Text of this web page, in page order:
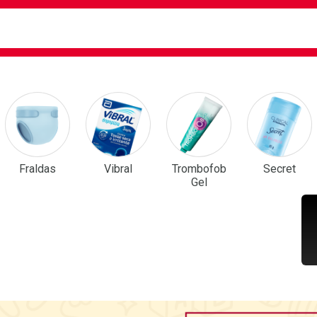
Destaque
Fraldas Vibral
Trombofob
Gel
Secret